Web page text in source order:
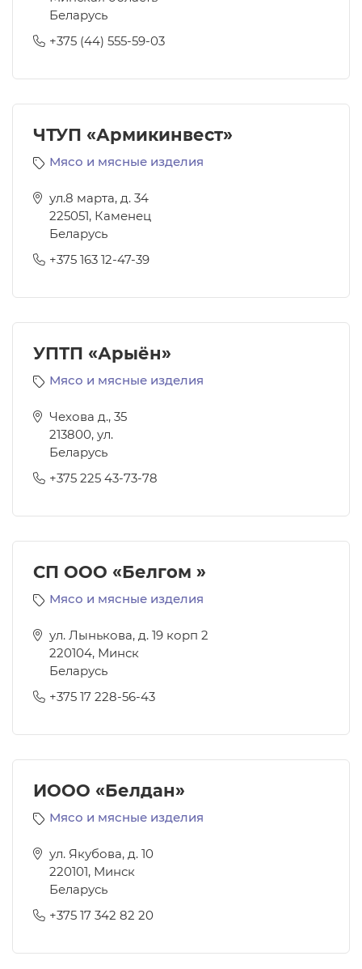
Беларусь
+375 (44) 555-59-03
ЧТУП «Армикинвест»
Мясо и мясные изделия
ул.8 марта, д. 34
225051, Каменец
Беларусь
+375 163 12-47-39
УПТП «Арыён»
Мясо и мясные изделия
Чехова д., 35
213800, ул.
Беларусь
+375 225 43-73-78
СП ООО «Белгом »
Мясо и мясные изделия
ул. Лынькова, д. 19 корп 2
220104, Минск
Беларусь
+375 17 228-56-43
ИООО «Белдан»
Мясо и мясные изделия
ул. Якубова, д. 10
220101, Минск
Беларусь
+375 17 342 82 20